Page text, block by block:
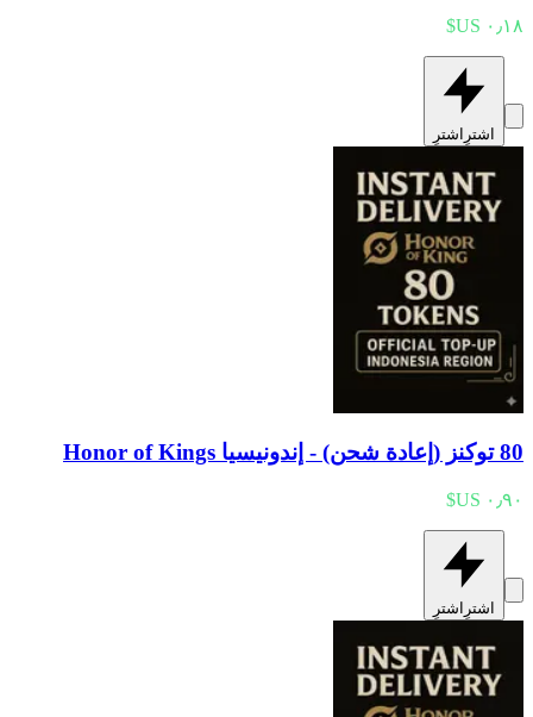
اشترِ اشترِ
80 توكنز (إعادة شحن) - إندونيسيا Honor of Kings
اشترِ اشترِ